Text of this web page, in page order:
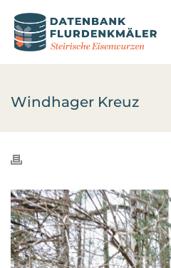
Windhager Kreuz